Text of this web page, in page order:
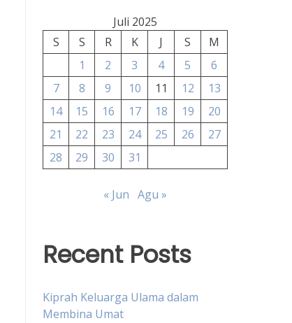
Juli 2025
S
S R K J S
M
1
2 3 4 5
6
7
8 9 10 11 12
13
14
15 16 17 18 19
20
21
22 23 24 25 26
27
28
29 30 31
« Jun Agu »
Recent Posts
Kiprah Keluarga Ulama dalam
Membina Umat